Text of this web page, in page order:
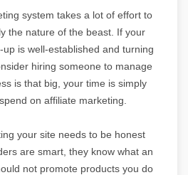
system takes a lot of effort to
the nature of the beast. If your
is well-established and turning
hiring someone to manage
is that big, your time is simply
on affiliate marketing.
your site needs to be honest
are smart, they know what an
not promote products you do